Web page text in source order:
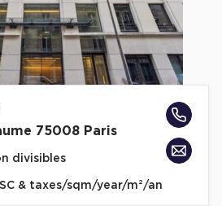
75008 Paris
divisibles
& taxes/sqm/year/m²/an